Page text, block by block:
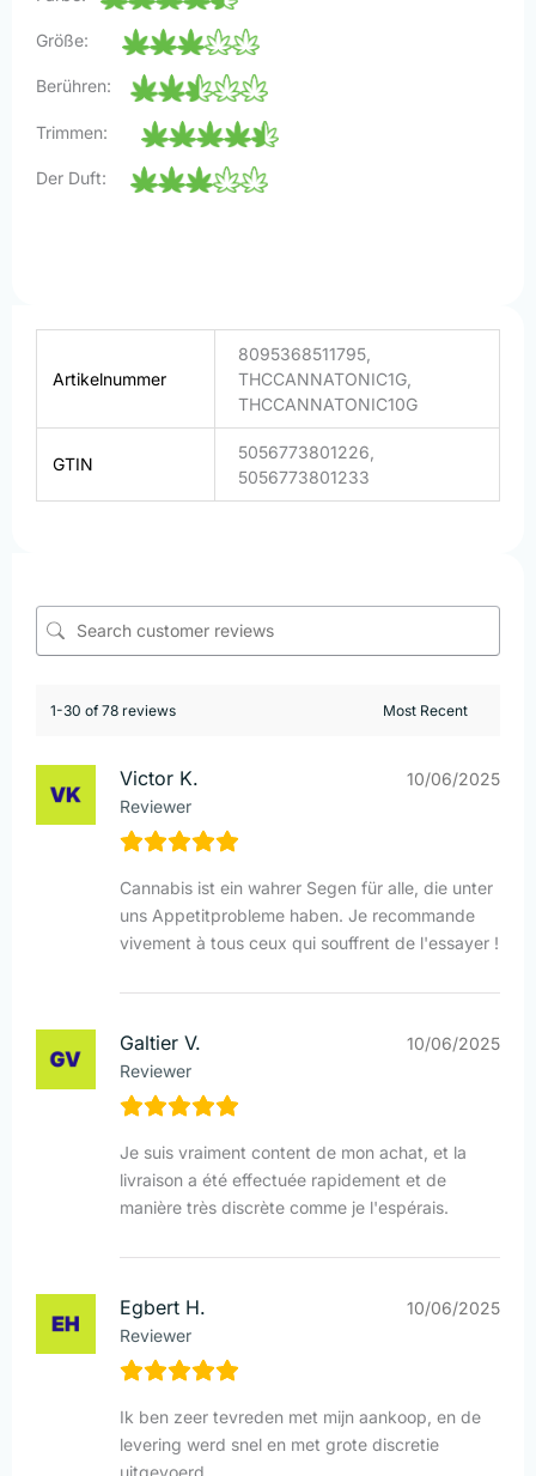
Größe:
Berühren:
Trimmen:
Der Duft:
Artikelnummer
8095368511795,
THCCANNATONIC1G,
THCCANNATONIC10G
GTIN
5056773801226,
5056773801233
1-30 of 78 reviews
Victor K.
Reviewer
10/06/2025
Cannabis ist ein wahrer Segen für alle, die unter
uns Appetitprobleme haben. Je recommande
vivement à tous ceux qui souffrent de l'essayer !
Galtier V.
Reviewer
10/06/2025
Je suis vraiment content de mon achat, et la
livraison a été effectuée rapidement et de
manière très discrète comme je l'espérais.
Egbert H.
Reviewer
10/06/2025
Ik ben zeer tevreden met mijn aankoop, en de
levering werd snel en met grote discretie
uitgevoerd.